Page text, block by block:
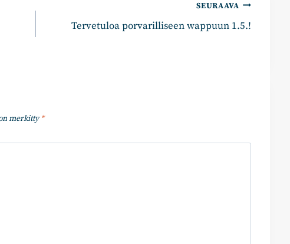
SEURAAVA
Tervetuloa porvarilliseen wappuun 1.5.!
merkitty*